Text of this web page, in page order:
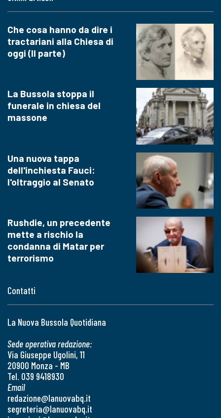
Contatti
La Nuova Bussola Quotidiana
Sede operativa redazione:
Via Giuseppe Ugolini, 11
20900 Monza - MB
Tel. 039 9418930
Email
redazione@lanuovabq.it
segreteria@lanuovabq.it
Che cosa hanno da dire i
tractariani alla Chiesa di
oggi (II parte)
La Bussola stoppa il
funerale in chiesa del
massone
Una nuova tappa
dell'inchiesta Fauci:
l'oltraggio al Senato
Rushdie, un precedente
mette a rischio la
condanna di Matar per
terrorismo